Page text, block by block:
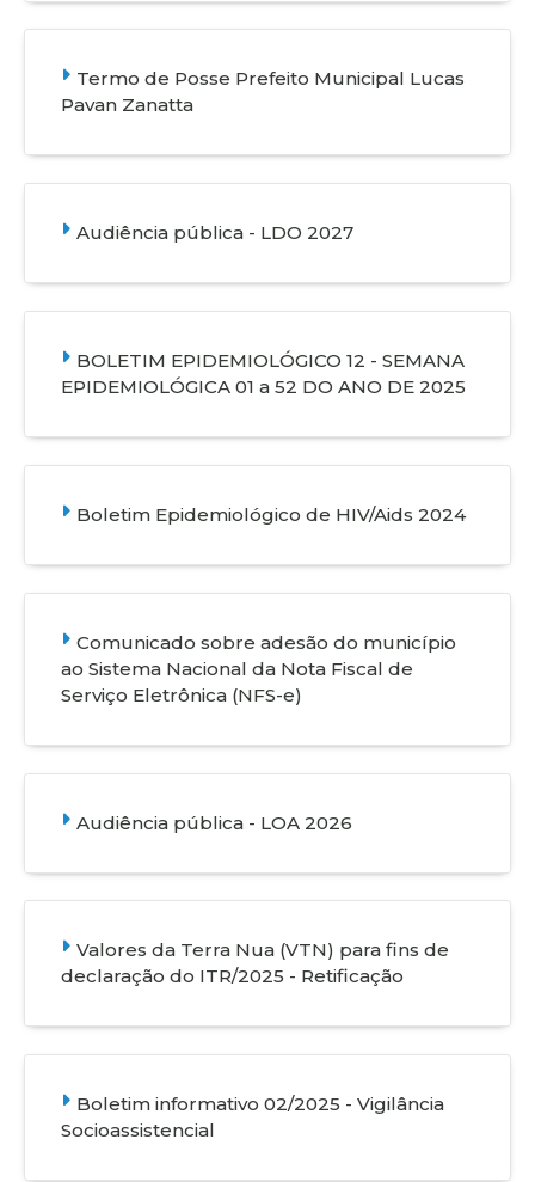
Termo de Posse Prefeito Municipal Lucas
Pavan Zanatta
Audiência pública - LDO 2027
BOLETIM EPIDEMIOLÓGICO 12 - SEMANA
EPIDEMIOLÓGICA 01 a 52 DO ANO DE 2025
Boletim Epidemiológico de HIV/Aids 2024
Comunicado sobre adesão do município
ao Sistema Nacional da Nota Fiscal de
Serviço Eletrônica (NFS-e)
Audiência pública - LOA 2026
Valores da Terra Nua (VTN) para fins de
declaração do ITR/2025 - Retificação
Boletim informativo 02/2025 - Vigilância
Socioassistencial